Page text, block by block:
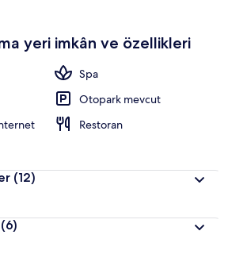
yeri imkân ve özellikleri
Spa
Otopark mevcut
Restoran
(12)
(6)